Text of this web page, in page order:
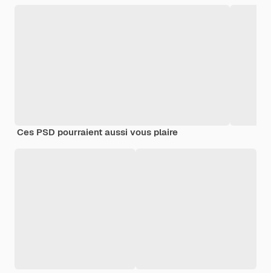
Ces PSD pourraient aussi vous plaire